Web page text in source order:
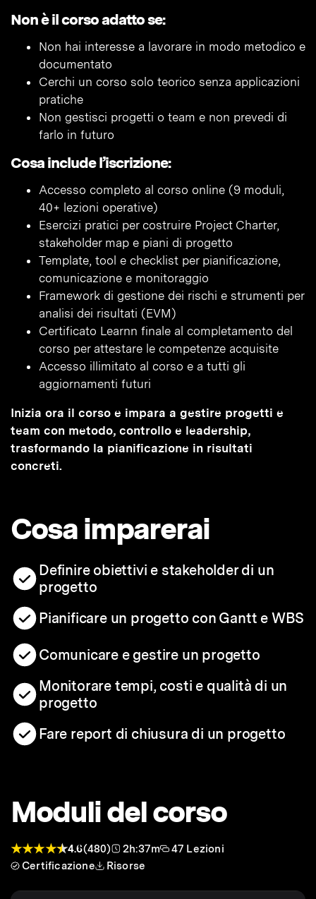
Non è il corso adatto se:
Non hai interesse a lavorare in modo metodico e
documentato
Cerchi un corso solo teorico senza applicazioni
pratiche
Non gestisci progetti o team e non prevedi di
farlo in futuro
Cosa include l’iscrizione:
Accesso completo al corso online (9 moduli,
40+ lezioni operative)
Esercizi pratici per costruire Project Charter,
stakeholder map e piani di progetto
Template, tool e checklist per pianificazione,
comunicazione e monitoraggio
Framework di gestione dei rischi e strumenti per
analisi dei risultati (EVM)
Certificato Learnn finale al completamento del
corso per attestare le competenze acquisite
Accesso illimitato al corso e a tutti gli
aggiornamenti futuri
Inizia ora il corso e impara a gestire progetti e
team con metodo, controllo e leadership,
trasformando la pianificazione in risultati
concreti.
Cosa imparerai
Definire obiettivi e stakeholder di un
progetto
Pianificare un progetto con Gantt e WBS
Comunicare e gestire un progetto
Monitorare tempi, costi e qualità di un
progetto
Fare report di chiusura di un progetto
Moduli del corso
4.6(480) 2h:37m
47 Lezioni
Certificazione
Risorse